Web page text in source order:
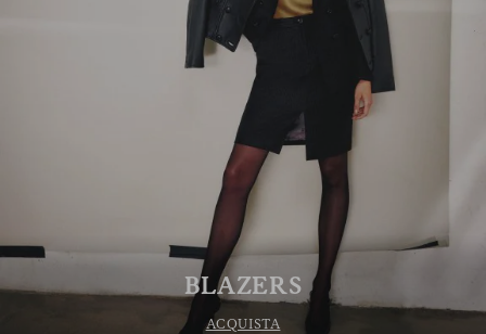
BLAZERS
ACQUISTA
personalizzati in merito alle nostre ultime
collezioni, iniziative, eventi, prodotti e
servizi. per maggiori informazioni sulle
nostre pratiche in materia di privacy sui
suoi diritti (incluso il diritto a ritirare
il consenso), la preghiamo di consultare la
informativa sulla privacy